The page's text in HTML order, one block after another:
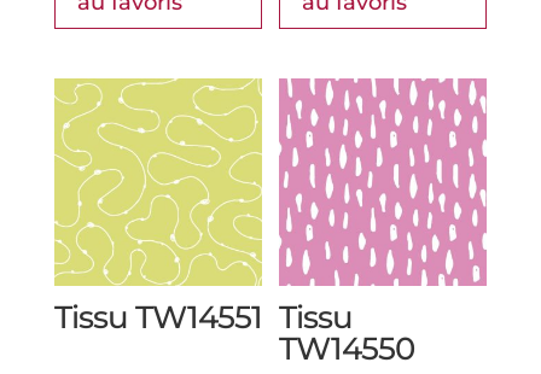
Tissu TW14551 Tissu
TW14550